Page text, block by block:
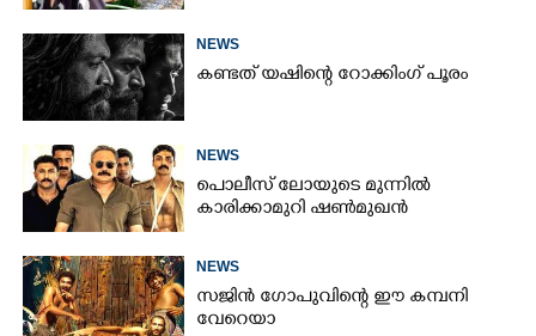
NEWS
കണ്ടത് യഷിന്റെ റോക്കിംഗ് പൂരം
NEWS
പൊലീസ് ലോയുടെ മുന്നിൽ
കാരിക്കാമുറി ഷൺമുഖൻ
NEWS
സജിൻ ഗോപുവിന്റെ ഈ കമ്പനി
വേറെയാ